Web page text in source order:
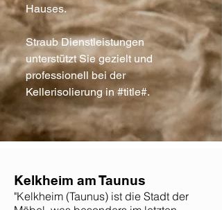
Hauses.
Straub Dienstleistungen
unterstützt Sie gezielt und
professionell bei der
Kellerisolierung in #title#.
Kelkheim am Taunus
"Kelkheim (Taunus) ist die Stadt der